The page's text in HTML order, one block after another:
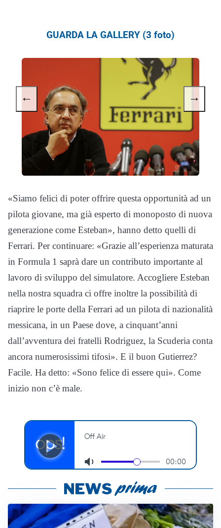
GUARDA LA GALLERY (3 foto)
← →
«Siamo felici di poter offrire questa opportunità ad un
pilota giovane, ma già esperto di monoposto di nuova
generazione come Esteban», hanno detto quelli di
Ferrari. Per continuare: «Grazie all’esperienza maturata
in Formula 1 saprà dare un contributo importante al
lavoro di sviluppo del simulatore. Accogliere Esteban
nella nostra squadra ci offre inoltre la possibilità di
riaprire le porte della Ferrari ad un pilota di nazionalità
messicana, in un Paese dove, a cinquant’anni
dall’avventura dei fratelli Rodriguez, la Scuderia conta
ancora numerosissimi tifosi». E il buon Gutierrez?
Facile. Ha detto: «Sono felice di essere qui». Come
inizio non c’è male.